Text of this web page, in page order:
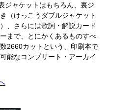
ャケットはもちろん、裏ジ
（けっこうダブルジャケット
、さらには歌詞・解説カード
まで、とにかくあるものすべ
2660カットという、印刷本で
能なコンプリート・アーカイ